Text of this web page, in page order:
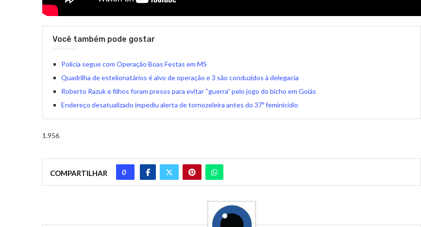
Você também pode gostar
Polícia segue com Operação Boas Festas em MS
Quadrilha de estelionatários é alvo de operação e 3 são conduzidos à delegacia
Roberto Razuk e filhos foram presos para evitar “guerra” pelo jogo do bicho em Goiás
Endereço desatualizado impediu alerta de tornozeleira antes do 37º feminicídio
1.956
COMPARTILHAR 0